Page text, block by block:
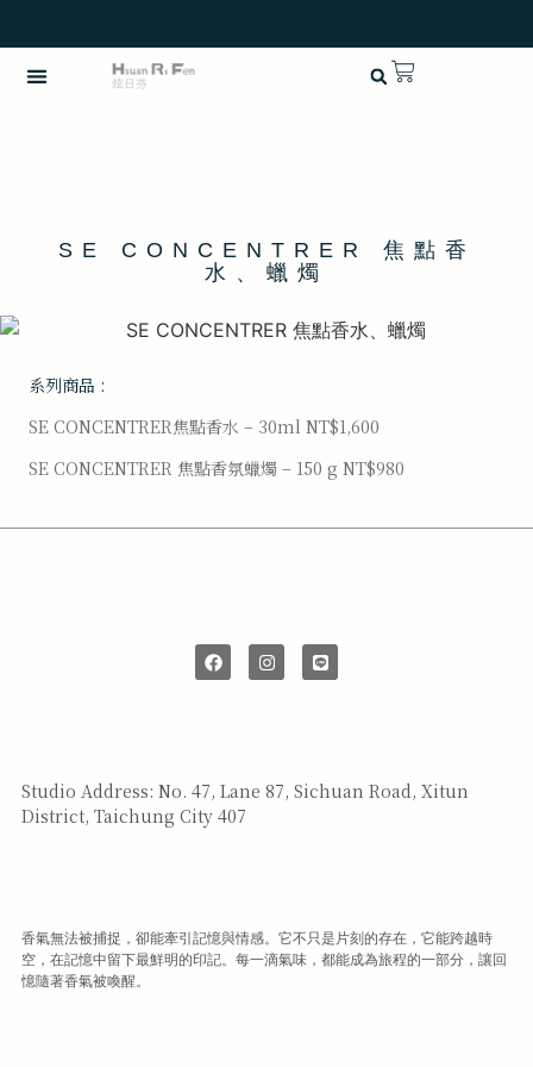
SE CONCENTRER 焦點香
水、蠟燭
系列商品 :
SE CONCENTRER焦點香水 – 30ml NT$1,600
SE CONCENTRER 焦點香氛蠟燭 – 150 g NT$980
Studio Address: No. 47, Lane 87, Sichuan Road, Xitun
District, Taichung City 407
香氣無法被捕捉，卻能牽引記憶與情感。它不只是片刻的存在，它能跨越時
空，在記憶中留下最鮮明的印記。每一滴氣味，都能成為旅程的一部分，讓回
憶隨著香氣被喚醒。